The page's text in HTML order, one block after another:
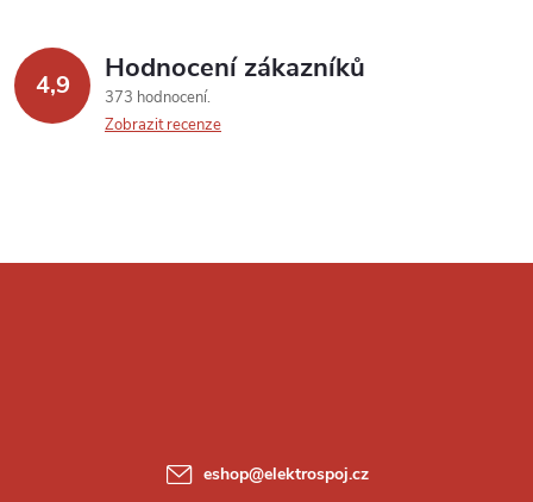
4,9 Hodnocení zákazníků
373 hodnocení
Zobrazit recenze
eshop@elektrospoj.cz